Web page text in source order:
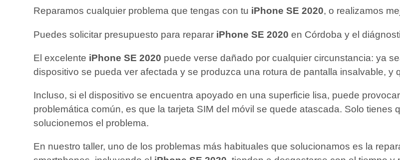
Reparamos cualquier problema que tengas con tu iPhone SE 2020, o realizamos
Puedes solicitar presupuesto para reparar iPhone SE 2020 en Córdoba y el
El excelente iPhone SE 2020 puede verse dañado por cualquier circunstancia: ya
dispositivo se pueda ver afectada y se produzca una rotura de pantalla insalvable,
Incluso, si el dispositivo se encuentra apoyado en una superficie lisa, puede
problemática común, es que la tarjeta SIM del móvil se quede atascada. Solo tienes
solucionemos el problema.
En nuestro taller, uno de los problemas más habituales que solucionamos es la